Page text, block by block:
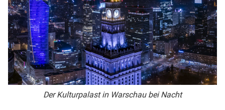
Der Kulturpalast in Warschau bei Nacht